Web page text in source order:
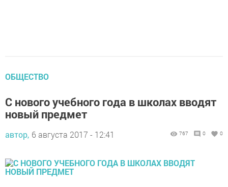
ОБЩЕСТВО
С нового учебного года в школах вводят
новый предмет
автор, 6 августа 2017 - 12:41 767 0 0